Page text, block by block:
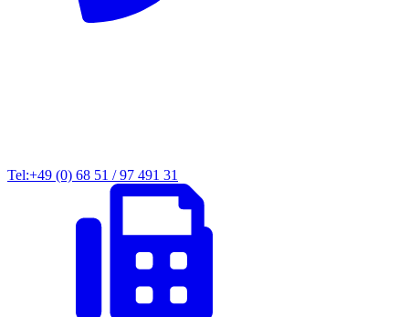
Tel:+49 (0) 68 51 / 97 491 31